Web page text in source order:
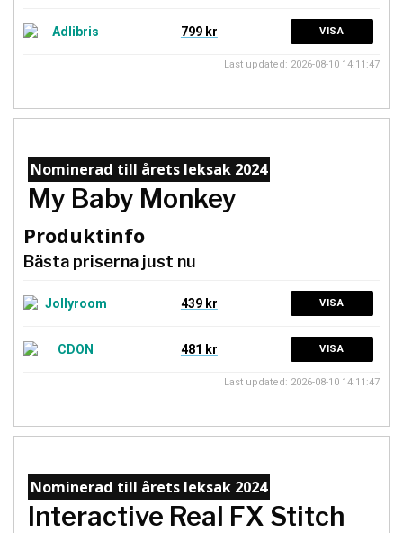
799 kr VISA
Last updated: 2026-08-10 14:11:47
Nominerad till årets leksak 2024
My Baby Monkey
Produktinfo
Bästa priserna just nu
439 kr VISA
481 kr VISA
Last updated: 2026-08-10 14:11:47
Nominerad till årets leksak 2024
Interactive Real FX Stitch